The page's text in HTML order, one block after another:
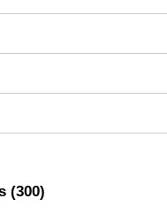
(300)